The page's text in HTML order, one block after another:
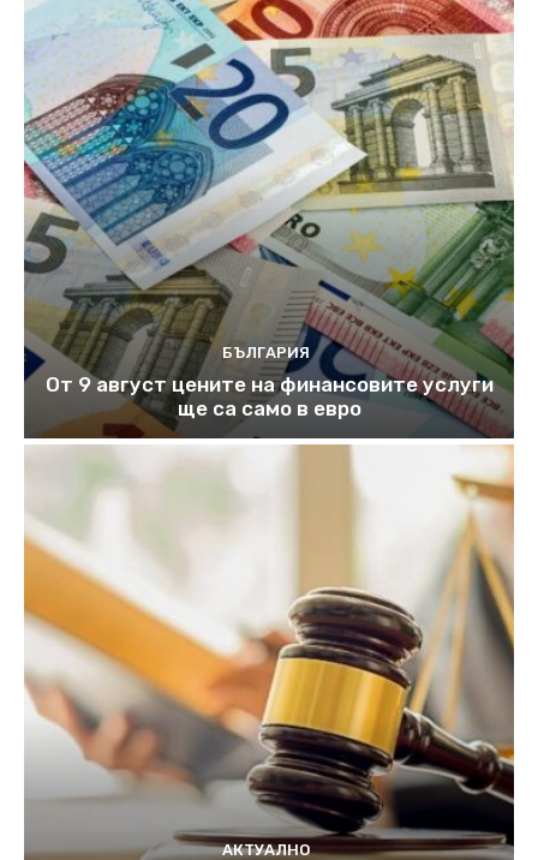
БЪЛГАРИЯ
От 9 август цените на финансовите услуги
ще са само в евро
АКТУАЛНО